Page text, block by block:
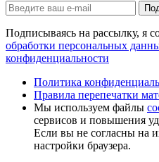
Подписываясь на рассылку, я
обработки персональных
конфиденциальности
Политика
Правила перепечатки
Мы используем файлы
сервисов и повышения
Если вы не согласны на
настройки браузера.